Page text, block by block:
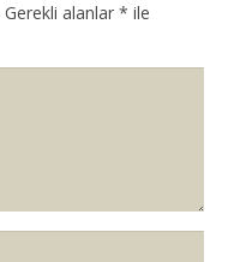
Gerekli alanlar * ile